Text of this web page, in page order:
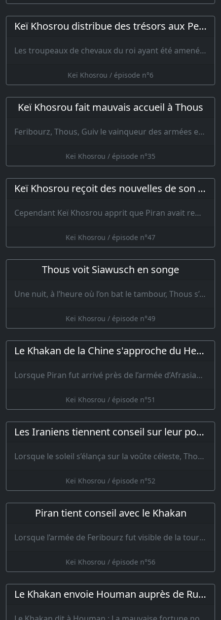
Keï Khosrou distribue des trésors aux Pehlewans
Les troupeaux de chevaux du roi ayant été amenés de leurs prairies par …
Keï Khosrou / épisode n°6
Keï Khosrou fait mauvais accueil à Thous
Feribourz, Thous, Guiv le vainqueur des armées et leurs troupes revinrent du T…
Keï Khosrou / épisode n°35
Keï Khosrou reçoit des nouvelles de son armée
Cependant Keï Khosrou apprit que Piran avait remporté une victoire ; Que …
Keï Khosrou / épisode n°47
Thous voit Siawusch en songe
Une nuit, à l’heure où l’on bat le tambour, Thous s’endormit le cœur blessé et plein de so…
Keï Khosrou / épisode n°49
Le Khakan de la Chine s'approche du Hemawen
Lorsque Piran fut arrivé près de l’armée d’Afrasiab, il vit les vallées et …
Keï Khosrou / épisode n°51
Les Iraniens tiennent conseil sur leur position
Lorsque le soleil s’élança sur la voûte céleste, Thous et Gouderz étaie…
Keï Khosrou / épisode n°52
Piran tient conseil avec le Khakan
Lorsque l’armée de Feribourz fut visible de la tour des Touraniens, la sentinelle ac…
Keï Khosrou / épisode n°56
Le Khakan envoie Houman auprès de Rustem